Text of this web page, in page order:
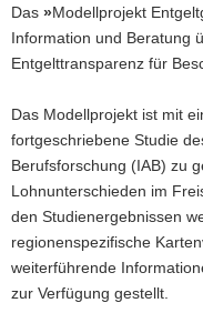
Das »Modellprojekt
Information und Beratung
Entgelttransparenz für
Das Modellprojekt ist mit
fortgeschriebene Studie
Berufsforschung (IAB) zu
Lohnunterschieden im
den Studienergebnissen
regionenspezifische
weiterführende
zur Verfügung gestellt.